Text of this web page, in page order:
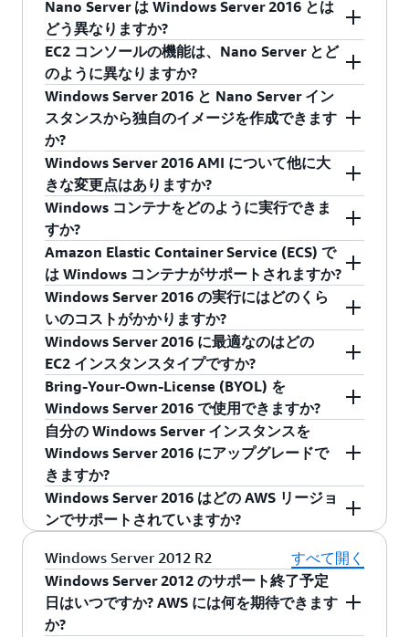
Edition よりも迅速に起動しますが、ディスクス
ペースはごく一部しか使用しません。Windows
Server 2016 を Amazon EC2 で実行することで、
ユーザーは AWS のパフォーマンスと伸縮性を活
用して、この新しいリリースを起動して実行す
ることができます。
注: Windows Server バージョン 1709 以降、
Nano Server は、コンテナベースの OS イメージ
としてのみ利用できるようになります。詳細に
ついては、Nano Server への変更を参照してくだ
さい。
AWS では、Windows Server 2016、Nano
Server、Windows Server 2016 のコンテナ、
Windows Server 2016 の SQL Server 2016 を含む
いくつかの新しい AMI をリリースしています。
Nano Server は Windows Server 2016 とは
どう異なりますか?
Nano Server は、クラウドをホストとするアプリ
ケーションやコンテナの実行に最適化されてい
ます。Windows Server 2016 に比べて、迅速に
起動し、更新回数が減り、ディスクスペースの
消費ははるかに少なく、セキュリティ脅威の表
面領域が縮小され、64 ビットのアプリケーショ
ン、ツール、エージェントのみが実行されま
す。Nano Server では、グラフィカルユーザーイ
ンターフェイスはなくなり、管理は PowerShell
または WMI を使用してリモートで行われます。
EC2 コンソールの機能は、Nano Server とど
のように異なりますか?
Nano Server では、インスタンスのスクリーンシ
ョットの取得やシステムログの表示はサポート
されていますが、Nano Server はヘッドレスであ
るため、RDP を介した接続はサポートされてい
ません。代わりに、ユーザーは Nano Server イ
ンスタンスの実行をPowerShell remoting 、
PowerShell CIM sessions over WinRM、Windows
Remote Management を使用して管理できます。
Windows Server 2016 と Nano Server イン
スタンスから独自のイメージを作成できます
か?
はい。Windows Server 2016 と Nano Server イン
スタンスから、カスタム AMI を作成できます。
ベストプラクティスとして AWS では、新しい
Windows AMI の作成時にSysprep を実行してイ
メージを抽象化することをお勧めします。これ
は Windows Server 2016 でも引き続き有効で
す。とはいえ、Sysprep は Nano Server には含ま
れていません。つまり Nano Server から
Windows AMI を作成する際、イメージの抽象化
を使用できません。代わりにユーザーは、Nano
Server インスタンスを作成した後に、
Commandを使用してカスタムできます。このコ
マンドでは、リモートコマンドを実行すること
で構成が有効になります。
Windows Server 2016 AMI について他に大
きな変更点はありますか?
Windows Server 2016 と Nano Server AMI は、ま
ったく新しいバージョンの SSM のエージェント
が特徴であり、以前 EC2Config サービスによっ
てサポートされていた機能が置き換えられ、そ
れにより EC2Config の必要がなくなりました。
これらの機能拡張に伴い、SSM エージェントに
よって多数の詳細設定や起動時間構成がサポー
トされます。Windows Server 2016 と Nano
Server の新しい SSM エージェントのさらなる詳
細については、ユーザーガイドを参照してくだ
さい。
Windows コンテナをどのように実行できま
すか?
インスタンスを新しい Windows Server 2016
with Containers AMI で起動します。AWS ブログ
でサンプルウォークスルーをご覧いただけま
す。
Amazon Elastic Container Service (ECS) で
は Windows コンテナがサポートされますか?
はい。 Amazon ECS では、Amazon ECS 最適化
Windows AMI で作成されたコンテナインスタン
スにおいて Windows コンテナがサポートされま
す。
Windows Server 2016 の実行にはどのくら
いのコストがかかりますか?
Windows Server 2016 インスタンスは、標準の
Windows EC2 の料金に基づいて課金されます。
Windows Server 2016 に最適なのはどの
EC2 インスタンスタイプですか?
Microsoft では、最低 2 GB RAM をお勧めしま
す。EC2 インスタンスタイプのページをご覧に
なり、どのインスタンスがお客様のアプリケー
ションに最適かをご確認ください。
Bring-Your-Own-License (BYOL) を
Windows Server 2016 で使用できますか?
Microsoft のライセンス条項の範囲であれば、
Amazon EC2 Dedicated Hosts
スを使用できます。VM Importを使用して、
Windows Server 2016 AMI をお客様の Windows
Server 2016 のコピーから作成します。
自分の Windows Server インスタンスを
Windows Server 2016 にアップグレードで
きますか?
はい。Windows インスタンスを Windows Server
2016 にアップグレードできます。詳細について
は、このページを参照してください。
Windows Server 2016 はどの AWS リージョ
ンでサポートされていますか?
Windows Server 2016 はすべての AWS リージョ
ンで使用できます。
Windows Server 2012 R2
すべて開く
Windows Server 2012 のサポート終了予定
日はいつですか? AWS には何を期待できます
か?